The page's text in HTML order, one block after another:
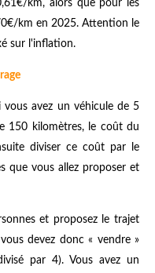
km, alors que pour les
km en 2025. Attention le
sur l'inflation.
vous avez un véhicule de 5
150 kilomètres, le coût du
diviser ce coût par le
que vous allez proposer et
et proposez le trajet
devez donc « vendre »
par 4). Vous avez un